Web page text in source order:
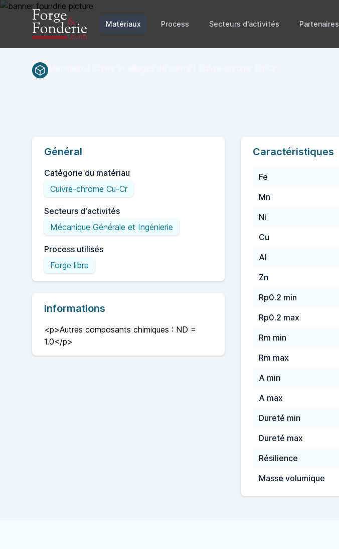
Matériaux Process Secteurs d'activités Partenaires
Général
Catégorie du matériau
Cuivre-chrome Cu-Cr
Secteurs d'activités
Mécanique Générale et Ingénierie
Process utilisés
Forge libre
Informations
<p>Autres composants chimiques : ND =
1.0</p>
Caractéristiques
Fe
Mn
Ni
Cu
Al
Zn
Rp0.2 min
Rp0.2 max
Rm min
Rm max
A min
A max
Dureté min
Dureté max
Résilience
Masse volumique